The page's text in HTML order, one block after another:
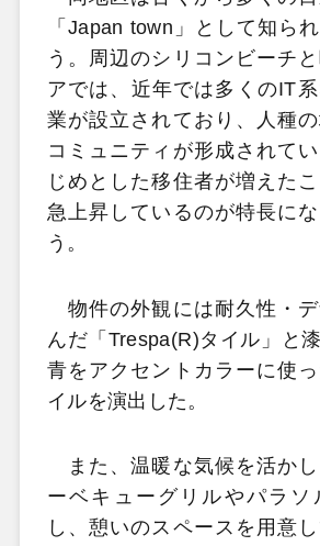
「Japan town」として知ら
う。周辺のシリコンビーチ
アでは、近年では多くのIT
業が設立されており、人種
コミュニティが形成されて
じめとした移住者が増えた
急上昇しているのが特長に
う。
物件の外観には耐久性・
んだ「Trespa(R)タイル」と
青をアクセントカラーに使
イルを演出した。
また、温暖な気候を活か
ーベキューグリルやパラソ
し、憩いのスペースを用意